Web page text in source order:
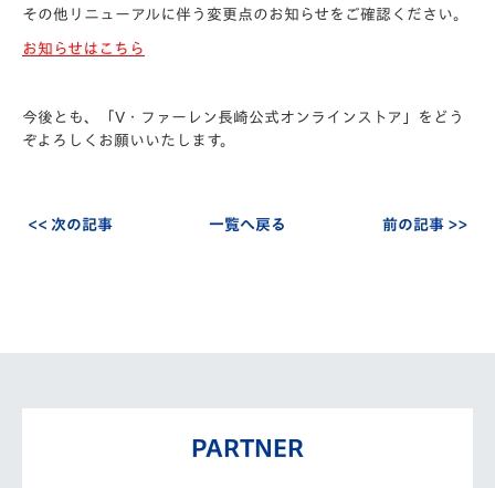
その他リニューアルに伴う変更点のお知らせをご確認ください。
お知らせはこちら
今後とも、「V・ファーレン長崎公式オンラインストア」をどう
ぞよろしくお願いいたします。
<< 次の記事 一覧へ戻る 前の記事 >>
PARTNER